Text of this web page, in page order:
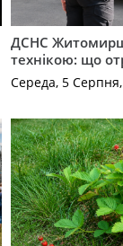
ДСНС
технікою: що
Середа, 5